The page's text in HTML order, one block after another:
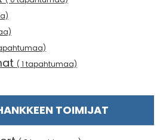
( 1 tapahtumaa)
TOIMIJAT